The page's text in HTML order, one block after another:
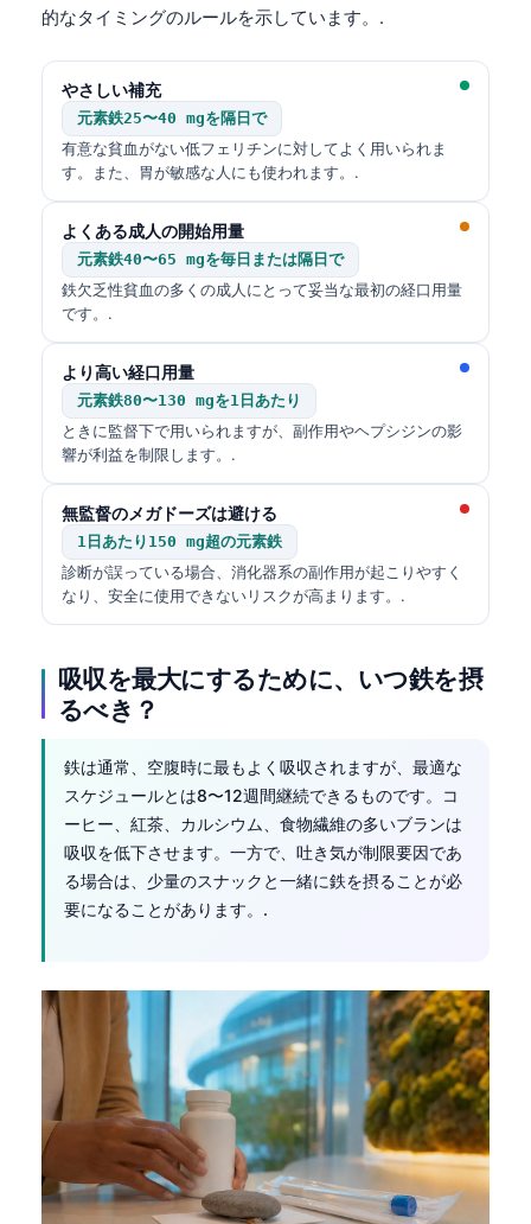
的なタイミングのルールを示しています。.
やさしい補充
元素鉄25〜40 mgを隔日で
有意な貧血がない低フェリチンに対してよく用いられま
す。また、胃が敏感な人にも使われます。.
よくある成人の開始用量
元素鉄40〜65 mgを毎日または隔日で
鉄欠乏性貧血の多くの成人にとって妥当な最初の経口用量
です。.
より高い経口用量
元素鉄80〜130 mgを1日あたり
ときに監督下で用いられますが、副作用やヘプシジンの影
響が利益を制限します。.
無監督のメガドーズは避ける
1日あたり150 mg超の元素鉄
診断が誤っている場合、消化器系の副作用が起こりやすく
なり、安全に使用できないリスクが高まります。.
吸収を最大にするために、いつ鉄を摂
るべき？
鉄は通常、空腹時に最もよく吸収されますが、最適な
スケジュールとは8〜12週間継続できるものです。コ
ーヒー、紅茶、カルシウム、食物繊維の多いブランは
吸収を低下させます。一方で、吐き気が制限要因であ
る場合は、少量のスナックと一緒に鉄を摂ることが必
要になることがあります。.
Татар теле
Беларуская мова
Esperanto
Frysk
Ślōnskŏ gŏdka
Norsk bokmål